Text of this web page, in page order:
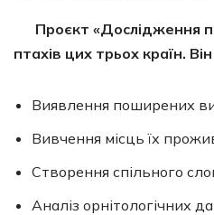
Проєкт «Дослідження
птахів цих трьох країн.
Виявлення поширених
Вивчення місць їх
Створення спільного
Аналіз орнітологічних